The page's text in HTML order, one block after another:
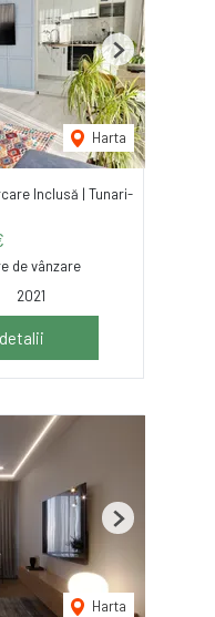
Harta
Next
Inclusă | Tunari-
de vânzare
2021
Harta
Next